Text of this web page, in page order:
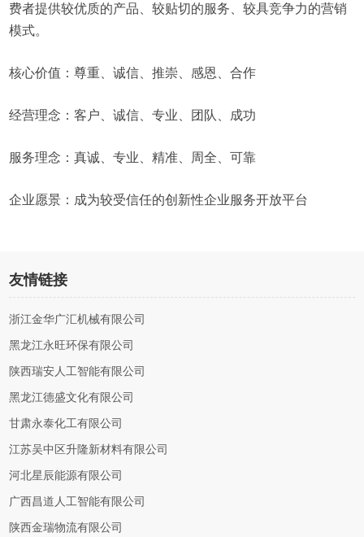
费者提供较优质的产品、较贴切的服务、较具竞争力的营销
模式。
核心价值：尊重、诚信、推崇、感恩、合作
经营理念：客户、诚信、专业、团队、成功
服务理念：真诚、专业、精准、周全、可靠
企业愿景：成为较受信任的创新性企业服务开放平台
友情链接
浙江金华广汇机械有限公司
黑龙江永旺环保有限公司
陕西瑞安人工智能有限公司
黑龙江德盛文化有限公司
甘肃永泰化工有限公司
江苏吴中区升隆新材料有限公司
河北星辰能源有限公司
广西昌道人工智能有限公司
陕西金瑞物流有限公司